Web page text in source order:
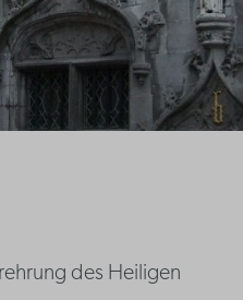
des Heiligen